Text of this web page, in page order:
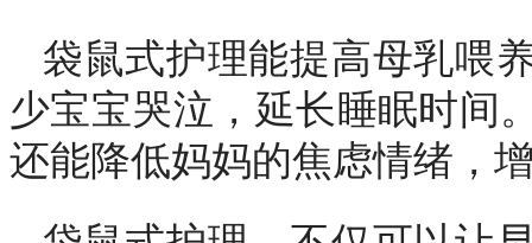
袋鼠式护理能提高母乳喂
少宝宝哭泣，延长睡眠时间
还能降低妈妈的焦虑情绪，